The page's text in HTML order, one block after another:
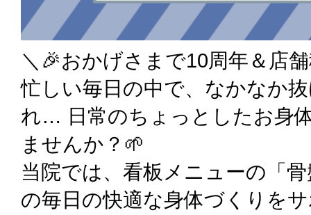
＼🎉おかげさまで10周年＆店
忙しい毎日の中で、なかなか
れ… 日常のちょっとしたお身
ませんか？🌱
当院では、看板メニューの「
の毎日の快適な身体づくりを